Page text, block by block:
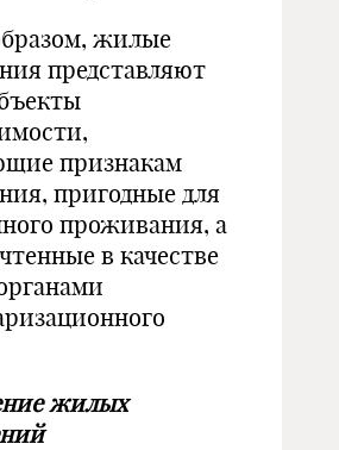
жилые
представляют
признакам
пригодные для
проживания, а
в качестве
жилых